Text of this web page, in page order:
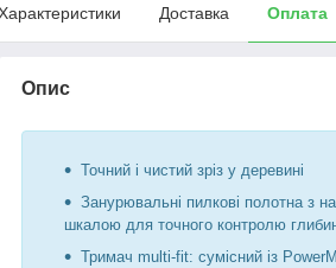
Доставка Оплата
Опис
Точний і чистий зріз у деревині
Занурювальні пилкові полотна з
шкалою для точного контролю
Тримач multi-fit: сумісний із